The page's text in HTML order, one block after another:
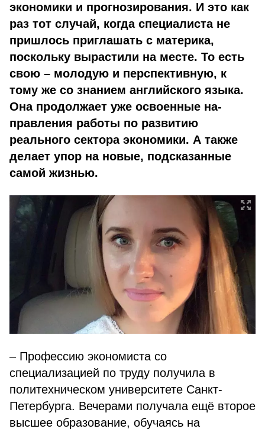
экономики и прогнозирования. И это как
раз тот случай, когда специалиста не
пришлось приглашать с материка,
поскольку вырастили на месте. То есть
свою – молодую и перспективную, к
тому же со знанием английского языка.
Она продолжает уже освоенные на­
правления работы по развитию
реального сектора экономики. А также
делает упор на новые, подсказанные
самой жизнью.
– Профессию экономиста со
специализацией по труду получила в
политехническом университете Санкт-
Петербурга. Вечерами полу­чала ещё второе
высшее образо­вание, обучаясь на